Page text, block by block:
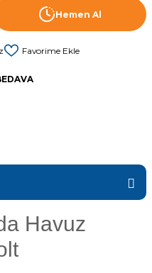
Sıvı Ph- Düşürücü
Toz Ph+ Yükseltici
Hemen Al
Havuz